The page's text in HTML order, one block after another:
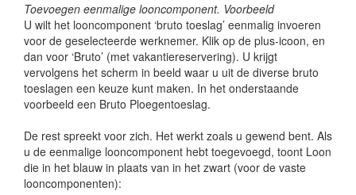
Toevoegen eenmalige looncomponent. Voorbeeld
U wilt het looncomponent ‘bruto toeslag’ eenmalig invoeren
voor de geselecteerde werknemer. Klik op de plus-icoon, en
dan voor ‘Bruto’ (met vakantiereservering). U krijgt
vervolgens het scherm in beeld waar u uit de diverse bruto
toeslagen een keuze kunt maken. In het onderstaande
voorbeeld een Bruto Ploegentoeslag.
De rest spreekt voor zich. Het werkt zoals u gewend bent. Als
u de eenmalige looncomponent hebt toegevoegd, toont Loon
die in het blauw in plaats van in het zwart (voor de vaste
looncomponenten):